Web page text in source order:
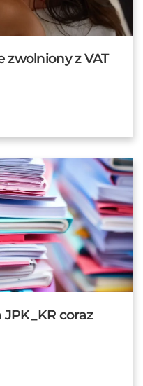
zwolniony z VAT
coraz